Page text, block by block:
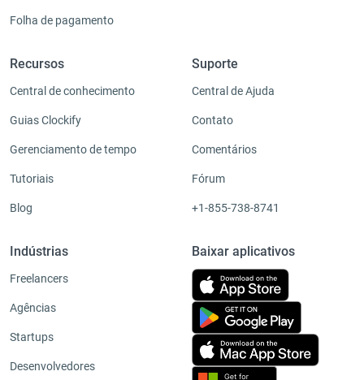
Folha de pagamento
Recursos
Central de conhecimento
Guias Clockify
Gerenciamento de tempo
Tutoriais
Blog
Indústrias
Freelancers
Agências
Startups
Desenvolvedores
Suporte
Central de Ajuda
Contato
Comentários
Fórum
+1-855-738-8741
Baixar aplicativos